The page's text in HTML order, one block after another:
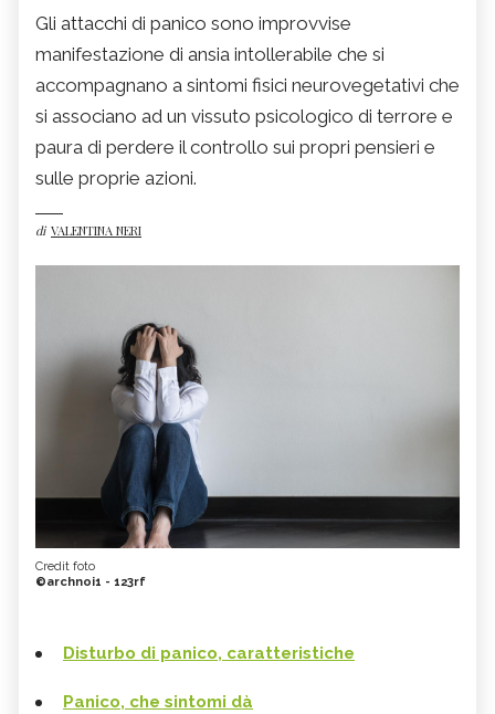
Gli attacchi di panico sono improvvise
manifestazione di ansia intollerabile che si
accompagnano a sintomi fisici neurovegetativi che
si associano ad un vissuto psicologico di terrore e
paura di perdere il controllo sui propri pensieri e
sulle proprie azioni.
di VALENTINA NERI
Credit foto
©archnoi1 - 123rf
Disturbo di panico, caratteristiche
Panico, che sintomi dà